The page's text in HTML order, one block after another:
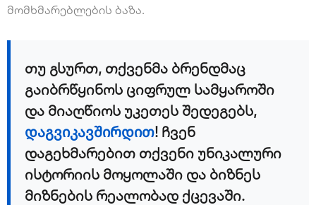
მომხმარებლების ბაზა.
თუ გსურთ, თქვენმა ბრენდმაც
გაიბრწყინოს ციფრულ სამყაროში
და მიაღწიოს უკეთეს შედეგებს,
დაგვიკავშირდით! ჩვენ
დაგეხმარებით თქვენი უნიკალური
ისტორიის მოყოლაში და ბიზნეს
მიზნების რეალობად ქცევაში.